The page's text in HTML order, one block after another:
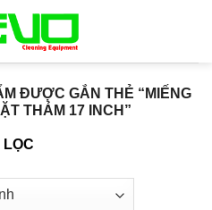
ĐƯỢC GẮN THẺ “MIẾNG
THẢM 17 INCH”
LỌC